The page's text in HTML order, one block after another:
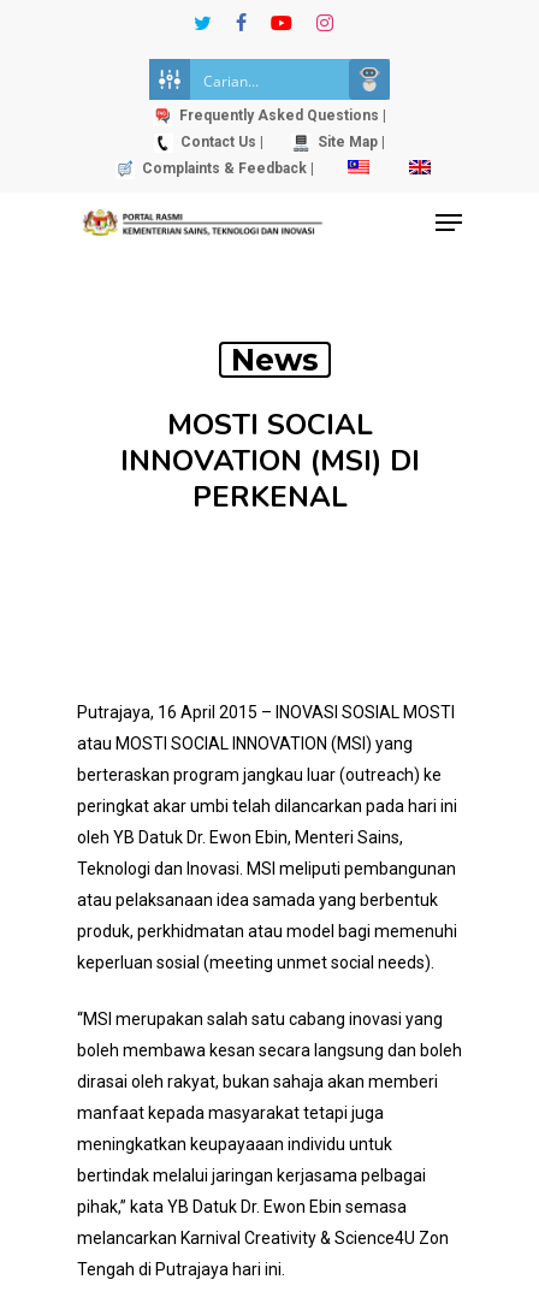
twitterfacebookyoutubeinstagram
Frequently Asked Questions |
Contact Us |
Site Map |
Complaints & Feedback |
Menu
News
MOSTI SOCIAL
INNOVATION (MSI) DI
PERKENAL
Putrajaya, 16 April 2015 – INOVASI SOSIAL MOSTI
atau MOSTI SOCIAL INNOVATION (MSI) yang
berteraskan program jangkau luar (outreach) ke
peringkat akar umbi telah dilancarkan pada hari ini
oleh YB Datuk Dr. Ewon Ebin, Menteri Sains,
Teknologi dan Inovasi. MSI meliputi pembangunan
atau pelaksanaan idea samada yang berbentuk
produk, perkhidmatan atau model bagi memenuhi
keperluan sosial (meeting unmet social needs).
“MSI merupakan salah satu cabang inovasi yang
boleh membawa kesan secara langsung dan boleh
dirasai oleh rakyat, bukan sahaja akan memberi
manfaat kepada masyarakat tetapi juga
meningkatkan keupayaaan individu untuk
bertindak melalui jaringan kerjasama pelbagai
pihak,” kata YB Datuk Dr. Ewon Ebin semasa
melancarkan Karnival Creativity & Science4U Zon
Tengah di Putrajaya hari ini.